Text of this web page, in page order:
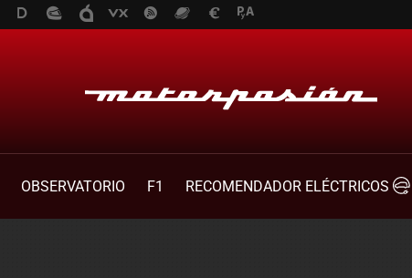
OBSERVATORIO F1
RECOMENDADOR ELÉCTRICOS